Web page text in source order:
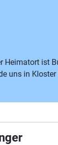
ist
uns in